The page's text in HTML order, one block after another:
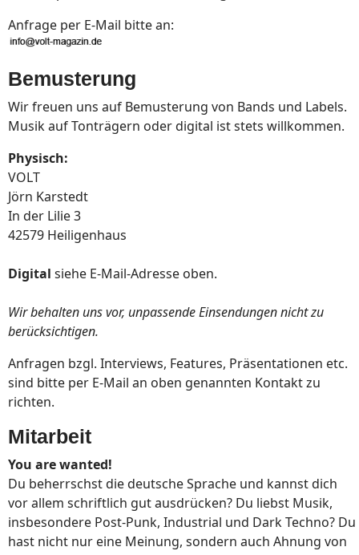
Anfrage per E-Mail bitte an:
Bemusterung
Wir freuen uns auf Bemusterung von Bands und Labels.
Musik auf Tonträgern oder digital ist stets willkommen.
Physisch:
VOLT
Jörn Karstedt
In der Lilie 3
42579 Heiligenhaus
Digital siehe E-Mail-Adresse oben.
Wir behalten uns vor, unpassende Einsendungen nicht zu
berücksichtigen.
Anfragen bzgl. Interviews, Features, Präsentationen etc.
sind bitte per E-Mail an oben genannten Kontakt zu
richten.
Mitarbeit
You are wanted!
Du beherrschst die deutsche Sprache und kannst dich
vor allem schriftlich gut ausdrücken? Du liebst Musik,
insbesondere Post-Punk, Industrial und Dark Techno? Du
hast nicht nur eine Meinung, sondern auch Ahnung von